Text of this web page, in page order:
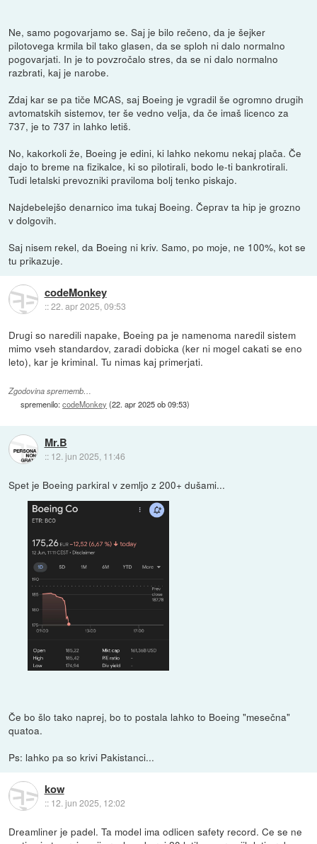
Ne, samo pogovarjamo se. Saj je bilo rečeno, da je šejker
pilotovega krmila bil tako glasen, da se sploh ni dalo normalno
pogovarjati. In je to povzročalo stres, da se ni dalo normalno
razbrati, kaj je narobe.
Zdaj kar se pa tiče MCAS, saj Boeing je vgradil še ogromno drugih
avtomatskih sistemov, ter še vedno velja, da če imaš licenco za
737, je to 737 in lahko letiš.
No, kakorkoli že, Boeing je edini, ki lahko nekomu nekaj plača. Če
dajo to breme na fizikalce, ki so pilotirali, bodo le-ti bankrotirali.
Tudi letalski prevozniki praviloma bolj tenko piskajo.
Najdebelejšo denarnico ima tukaj Boeing. Čeprav ta hip je grozno
v dolgovih.
Saj nisem rekel, da Boeing ni kriv. Samo, po moje, ne 100%, kot se
tu prikazuje.
codeMonkey
::22. apr 2025, 09:53
Drugi so naredili napake, Boeing pa je namenoma naredil sistem
mimo vseh standardov, zaradi dobicka (ker ni mogel cakati se eno
leto), kar je kriminal. Tu nimas kaj primerjati.
Zgodovina sprememb…
spremenilo:codeMonkey (22. apr 2025 ob 09:53)
Mr.B
:: 12. jun 2025, 11:46
Spet je Boeing parkiral v zemljo z 200+ dušami...
Če bo šlo tako naprej, bo to postala lahko to Boeing "mesečna"
quatoa.
Ps: lahko pa so krivi Pakistanci...
kow
:: 12. jun 2025, 12:02
Dreamliner je padel. Ta model ima odlicen safety record. Ce se ne